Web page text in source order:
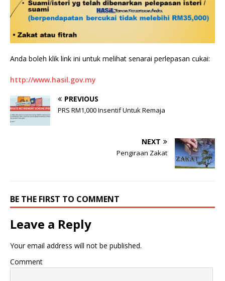
Anda boleh klik link ini untuk melihat senarai perlepasan cukai:
http://www.hasil.gov.my
PREVIOUS
PRS RM1,000 Insentif Untuk Remaja
NEXT
Pengiraan Zakat
BE THE FIRST TO COMMENT
Leave a Reply
Your email address will not be published.
Comment